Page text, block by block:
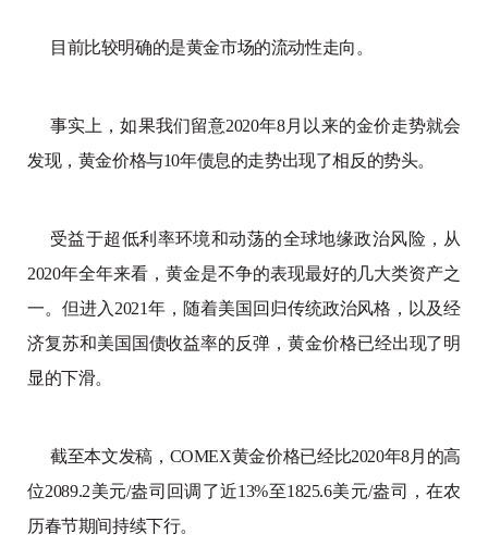
目前比较明确的是黄金市场的流动性走向。
事实上，如果我们留意2020年8月以来的金价走势就会
发现，黄金价格与10年债息的走势出现了相反的势头。
受益于超低利率环境和动荡的全球地缘政治风险，从
2020年全年来看，黄金是不争的表现最好的几大类资产之
一。但进入2021年，随着美国回归传统政治风格，以及经
济复苏和美国国债收益率的反弹，黄金价格已经出现了明
显的下滑。
截至本文发稿，COMEX黄金价格已经比2020年8月的高
位2089.2美元/盎司回调了近13%至1825.6美元/盎司，在农
历春节期间持续下行。